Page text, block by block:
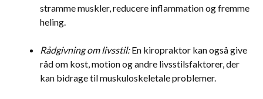
stramme muskler, reducere inflammation og fremme
heling.
Rådgivning om livsstil:En kiropraktor kan også give
råd om kost, motion og andre livsstilsfaktorer, der
kan bidrage til muskuloskeletale problemer.